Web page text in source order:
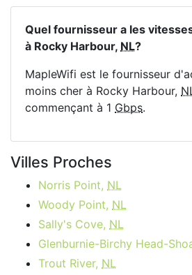
Quel fournisseur a les
à Rocky Harbour, NL?
MapleWifi est le fournisseur
moins cher à Rocky Harbour,
commençant à 1 Gbps.
Villes Proches
Norris Point, NL
Woody Point, NL
Sally's Cove, NL
Glenburnie-Birchy Head-
Trout River, NL